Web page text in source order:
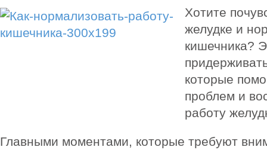
Хотите
желудке и
кишечника?
которые
проблем и
работу
Главными моментами, которые требуют